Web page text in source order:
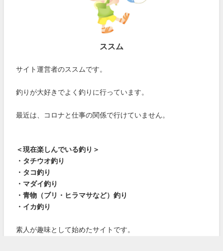
ススム
サイト運営者のススムです。
釣りが大好きでよく釣りに行っています。
最近は、コロナと仕事の関係で行けていません。
＜現在楽しんでいる釣り＞
・タチウオ釣り
・タコ釣り
・マダイ釣り
・青物（ブリ・ヒラマサなど）釣り
・イカ釣り
素人が趣味として始めたサイトです。